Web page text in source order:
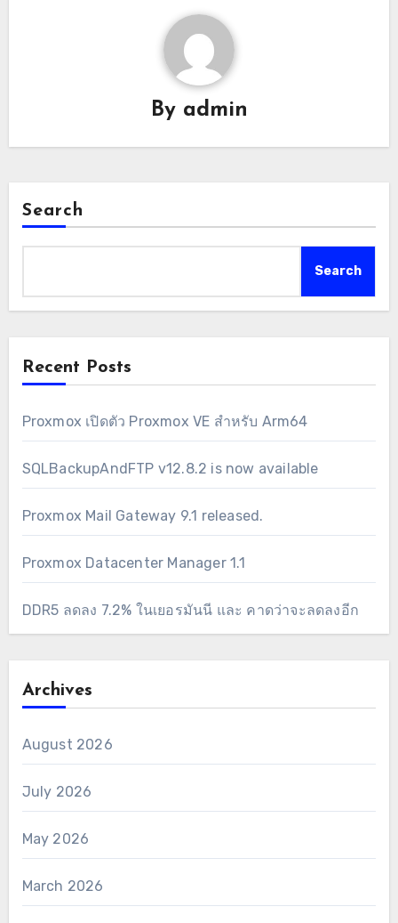
By admin
Search
Search
Recent Posts
Proxmox เปิดตัว Proxmox VE สำหรับ Arm64
SQLBackupAndFTP v12.8.2 is now available
Proxmox Mail Gateway 9.1 released.
Proxmox Datacenter Manager 1.1
DDR5 ลดลง 7.2% ในเยอรมันนี และ คาดว่าจะลดลงอีก
Archives
August 2026
July 2026
May 2026
March 2026